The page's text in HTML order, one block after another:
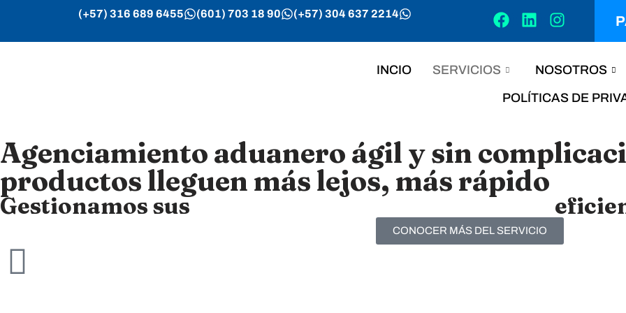
(+57) 316 689 6455 (601) 703 18 90 (+57) 304 637 2214
INCIO SERVICIOS
NOSOTROS
POLÍTICAS DE
Agenciamiento aduanero ágil y sin
productos lleguen más lejos, más rápido
Gestionamos sus Importaciones y exportaciones
CONOCER MÁS DEL SERVICIO